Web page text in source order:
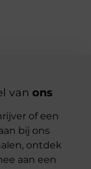
van ons
of een
bij ons
ontdek
aan een